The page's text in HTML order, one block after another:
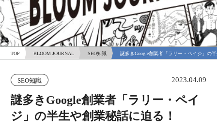
TOP BLOOM JOURNAL SEO知識 謎多きGoogle創業者「ラリー・ペイジ」の
SEO知識 2023.04.09
謎多きGoogle創業者「ラリー・ペイ
ジ」の半生や創業秘話に迫る！